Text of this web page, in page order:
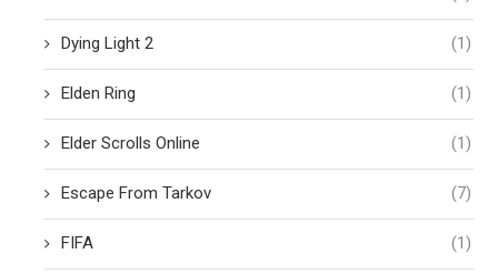
Dying Light 2 (1)
Elden Ring (1)
Elder Scrolls Online (1)
Escape From Tarkov (7)
FIFA (1)